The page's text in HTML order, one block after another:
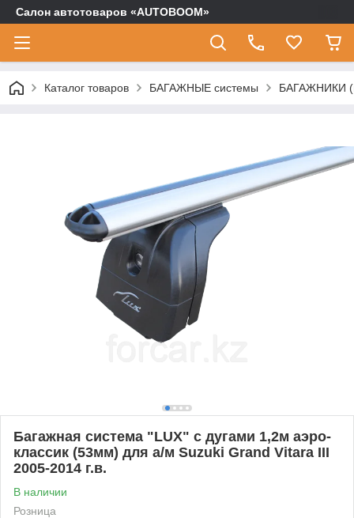
Салон автотоваров «AUTOBOOM»
Каталог товаров БАГАЖНЫЕ системы БАГАЖНИКИ
Багажная система "LUX" с дугами 1,2м аэро-
классик (53мм) для а/м Suzuki Grand Vitara III
2005-2014 г.в.
В наличии
Розница